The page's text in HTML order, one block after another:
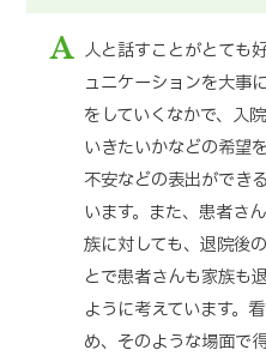
A 人と話すことがとても
ュニケーションを大事
をしていくなかで、入
いきたいかなどの希望
不安などの表出ができ
います。また、患者さ
族に対しても、退院後
とで患者さんも家族も
ように考えています。
め、そのような場面で